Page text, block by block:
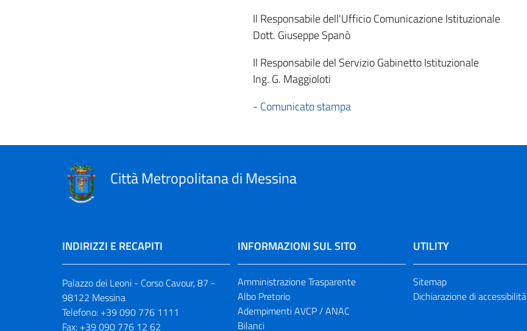
Il Responsabile dell'Ufficio Comunicazione Istituzionale
Dott. Giuseppe Spanò
Il Responsabile del Servizio Gabinetto Istituzionale
Ing. G. Maggioloti
- Comunicato stampa
Città Metropolitana di Messina
INDIRIZZI E RECAPITI
Palazzo dei Leoni - Corso Cavour, 87 -
98122 Messina
Telefono: +39 090 776 1111
Fax: +39 090 776 12 62
INFORMAZIONI SUL SITO
Amministrazione Trasparente
Albo Pretorio
Adempimenti AVCP / ANAC
Bilanci
UTILITY
Sitemap
Dichiarazione di accessibilità